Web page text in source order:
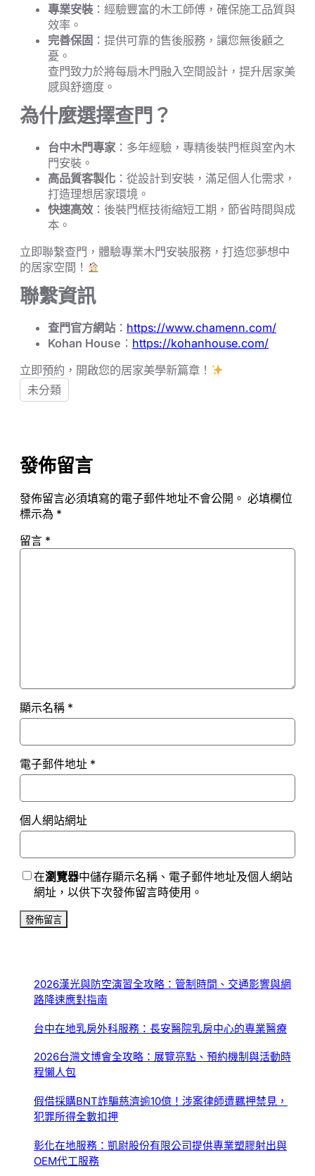
專業安裝 ：經驗豐富的木工師傅，確保施工品質與
效率。
完善保固 ：提供可靠的售後服務，讓您無後顧之
憂。
查門致力於將每扇木門融入空間設計，提升居家美
感與舒適度。
為什麼選擇查門？
台中木門專家：多年經驗，專精後裝門框與室內木
門安裝。
高品質客製化 ：從設計到安裝，滿足個人化需求，
打造理想居家環境。
快速高效：後裝門框技術縮短工期，節省時間與成
本。
立即聯繫查門，體驗專業木門安裝服務，打造您夢想中
的居家空間！
聯繫資訊
查門官方網站： https://www.chamenn.com/
Kohan House ： https://kohanhouse.com/
立即預約，開啟您的居家美學新篇章！
未分類
發佈留言
發佈留言必須填寫的電子郵件地址不會公開。 必填欄位
標示為 *
留言 *
顯示名稱 *
電子郵件地址 *
個人網站網址
在瀏覽器中儲存顯示名稱、電子郵件地址及個人網站
網址，以供下次發佈留言時使用。
2026漢光與防空演習全攻略：管制時間、交通影響與網
路降速應對指南
台中在地乳房外科服務：長安醫院乳房中心的專業醫療
2026台灣文博會全攻略：展覽亮點、預約機制與活動時
程懶人包
假借採購BNT詐騙慈濟逾10億！涉案律師遭羈押禁見，
犯罪所得全數扣押
彰化在地服務：凱尉股份有限公司提供專業塑膠射出與
OEM代工服務